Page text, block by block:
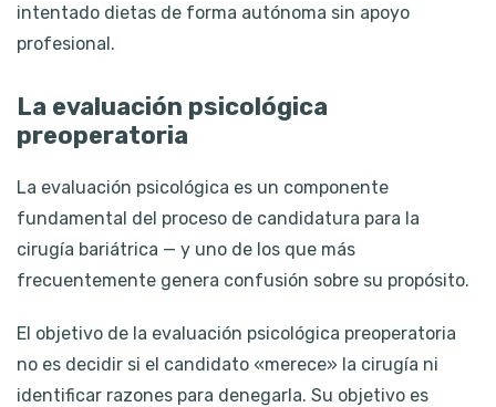
intentado dietas de forma autónoma sin apoyo
profesional.
La evaluación psicológica
preoperatoria
La evaluación psicológica es un componente
fundamental del proceso de candidatura para la
cirugía bariátrica — y uno de los que más
frecuentemente genera confusión sobre su propósito.
El objetivo de la evaluación psicológica preoperatoria
no es decidir si el candidato «merece» la cirugía ni
identificar razones para denegarla. Su objetivo es